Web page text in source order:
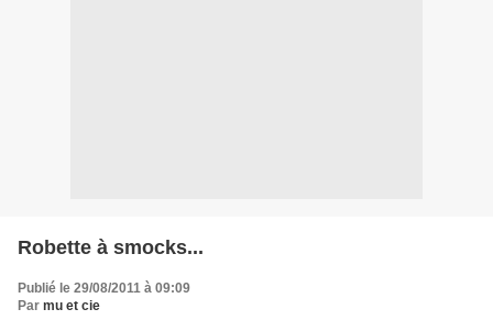
Robette à smocks...
Publié le 29/08/2011 à 09:09
Par mu et cie